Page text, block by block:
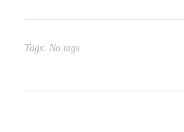
Tags: No tags